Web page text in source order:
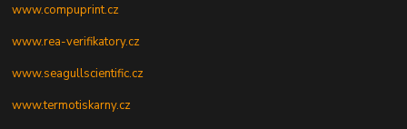
www.compuprint.cz
www.rea-verifikatory.cz
www.seagullscientific.cz
www.termotiskarny.cz